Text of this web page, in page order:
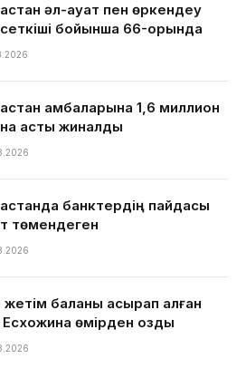
әл-ауқат пен өркендеу
бойынша 66-орында
қамбаларына 1,6 миллион
астық жиналды
банктердің пайдасы
төмендеген
жетім баланы асырап алған
Есхожина өмірден озды